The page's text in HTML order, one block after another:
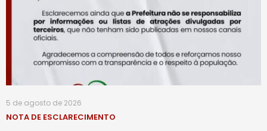
5 de agosto de 2026
NOTA DE ESCLARECIMENTO